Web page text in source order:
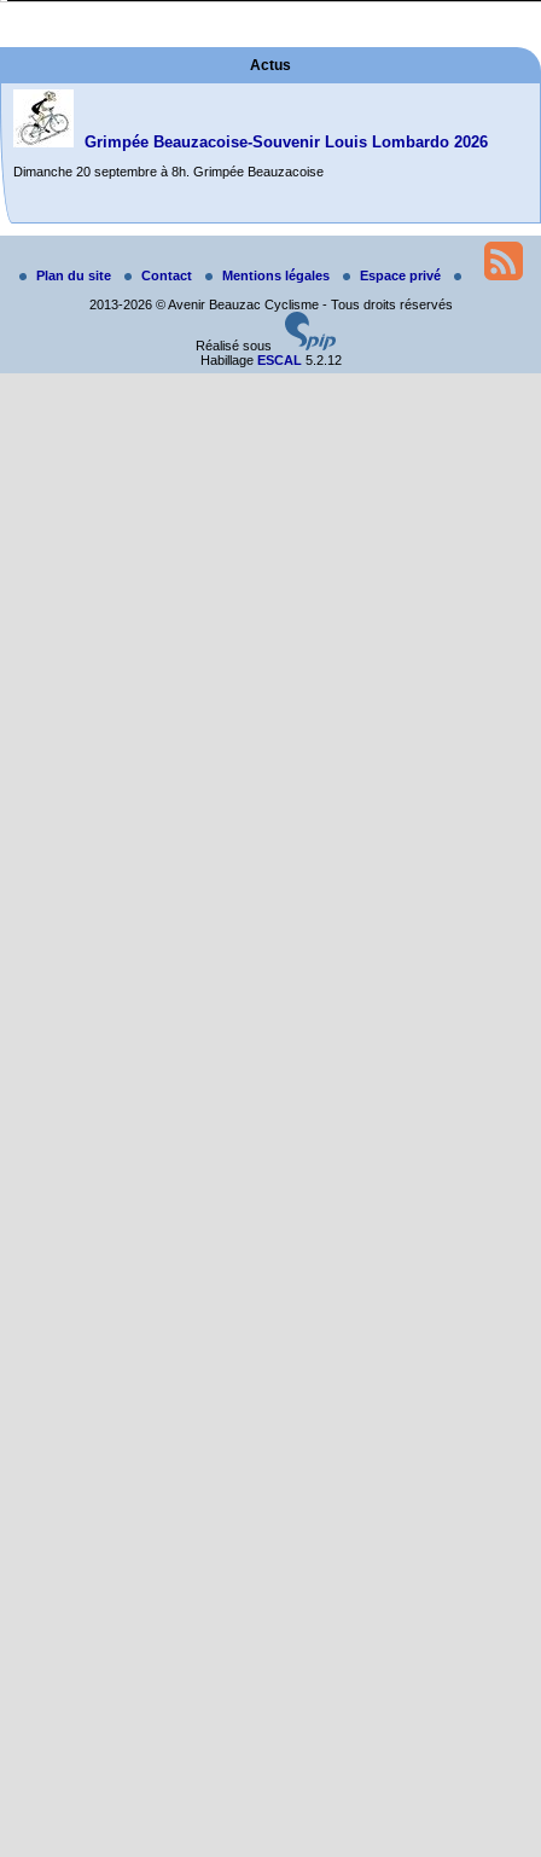
Actus
Grimpée Beauzacoise-Souvenir Louis Lombardo 2026
Dimanche 20 septembre à 8h. Grimpée Beauzacoise
Randonnée itinérante dans l’Aveyron.
Du 19 au 21 juin
Plan du site Contact Mentions légales
Espace privé
2013-2026 © Avenir Beauzac Cyclisme - Tous droits réservés
Réalisé sous
Habillage ESCAL 5.2.12